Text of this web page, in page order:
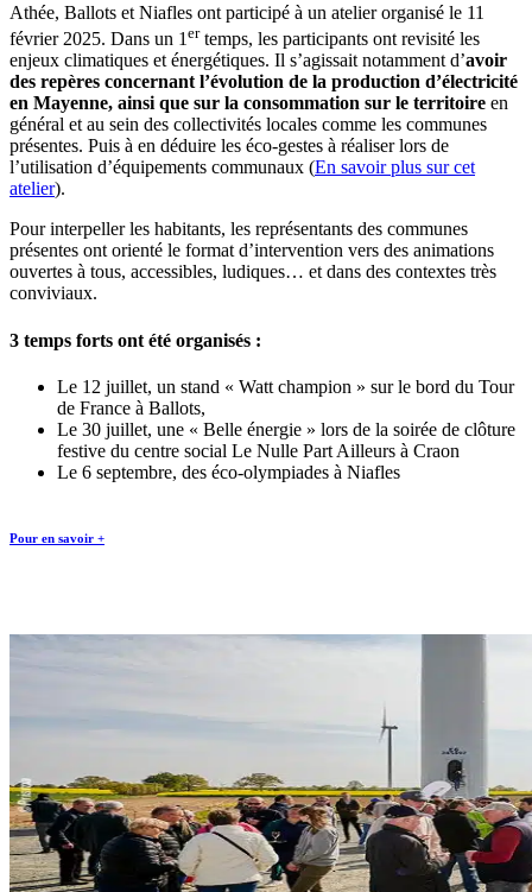
Athée, Ballots et Niafles ont participé à un atelier organisé le 11
février 2025. Dans un 1 ertemps, les participants ont revisité les
enjeux climatiques et énergétiques. Il s’agissait notamment d’avoir
des repères concernant l’évolution de la production d’électricité
en Mayenne, ainsi que sur la consommation sur le territoire en
général et au sein des collectivités locales comme les communes
présentes. Puis à en déduire les éco-gestes à réaliser lors de
l’utilisation d’équipements communaux (En savoir plus sur cet
atelier).
Pour interpeller les habitants, les représentants des communes
présentes ont orienté le format d’intervention vers des animations
ouvertes à tous, accessibles, ludiques… et dans des contextes très
conviviaux.
3 temps forts ont été organisés :
Le 12 juillet, un stand « Watt champion » sur le bord du Tour
de France à Ballots,
Le 30 juillet, une « Belle énergie » lors de la soirée de clôture
festive du centre social Le Nulle Part Ailleurs à Craon
Le 6 septembre, des éco-olympiades à Niafles
Pour en savoir +